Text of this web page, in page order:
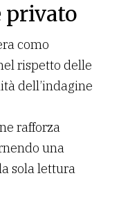
privato
como
rispetto delle
dell’indagine
rafforza
una
sola lettura